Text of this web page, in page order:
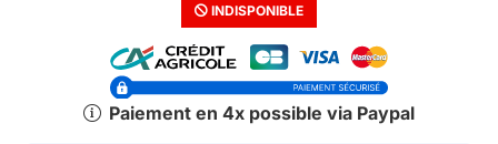
INDISPONIBLE
Paiement en 4x possible via Paypal